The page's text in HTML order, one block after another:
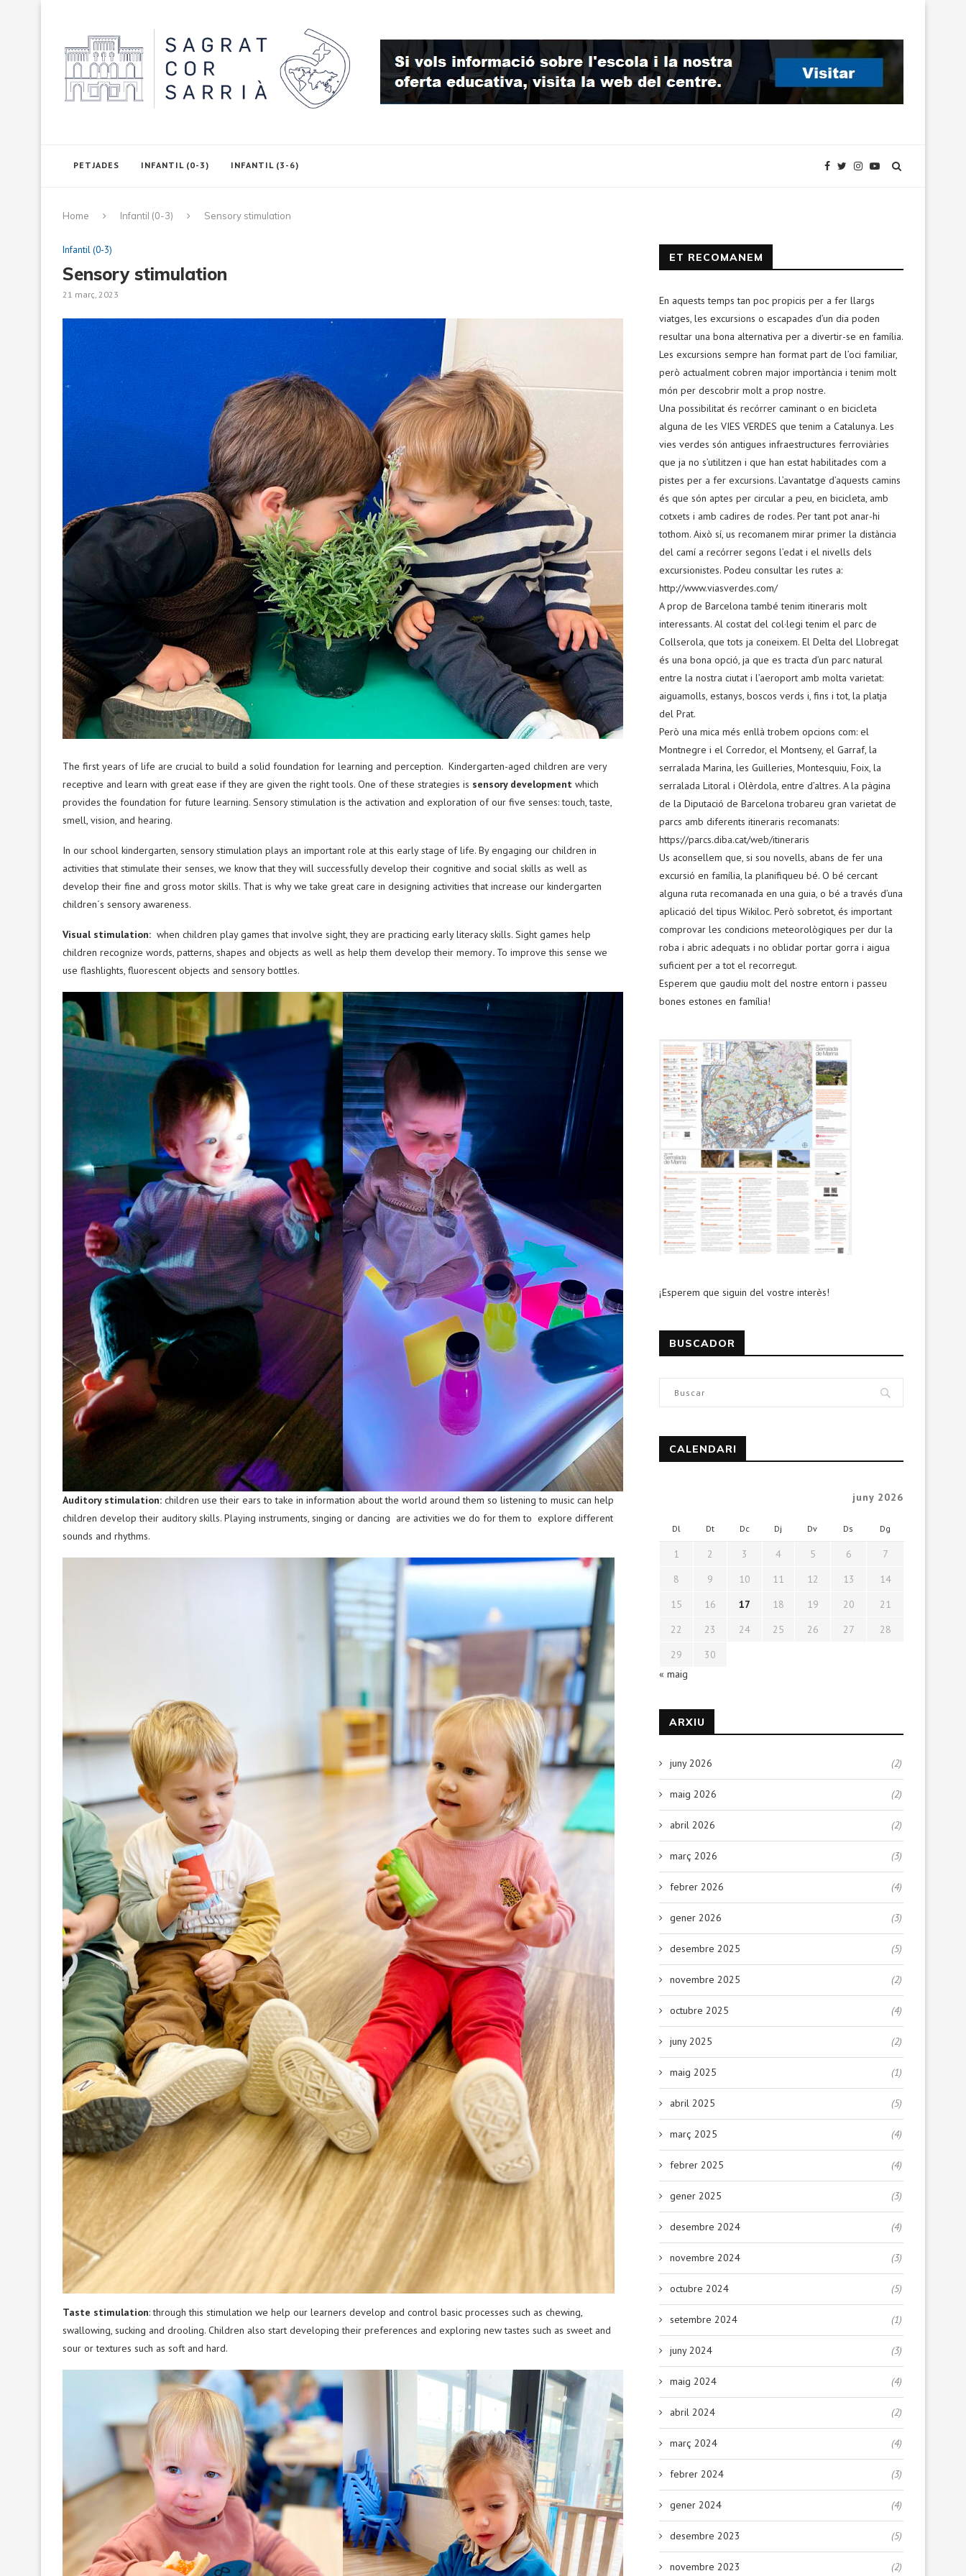
PETJADES INFANTIL (0-3) INFANTIL (3-6)
Home Infantil (0-3) Sensory stimulation
Infantil (0-3)
Sensory stimulation
21 març, 2023
The first years of life are crucial to build a solid foundation for learning and perception. Kindergarten-aged children are very
receptive and learn with great ease if they are given the right tools. One of these strategies is sensory development which
provides the foundation for future learning. Sensory stimulation is the activation and exploration of our five senses: touch, taste,
smell, vision, and hearing.
In our school kindergarten, sensory stimulation plays an important role at this early stage of life. By engaging our children in
activities that stimulate their senses, we know that they will successfully develop their cognitive and social skills as well as
develop their fine and gross motor skills. That is why we take great care in designing activities that increase our kindergarten
children´s sensory awareness.
Visual stimulation: when children play games that involve sight, they are practicing early literacy skills. Sight games help
children recognize words, patterns, shapes and objects as well as help them develop their memory. To improve this sense we
use flashlights, fluorescent objects and sensory bottles.
Auditory stimulation: children use their ears to take in information about the world around them so listening to music can help
children develop their auditory skills. Playing instruments, singing or dancing are activities we do for them to explore different
sounds and rhythms.
Taste stimulation: through this stimulation we help our learners develop and control basic processes such as chewing,
swallowing, sucking and drooling. Children also start developing their preferences and exploring new tastes such as sweet and
sour or textures such as soft and hard.
ET RECOMANEM
En aquests temps tan poc propicis per a fer llargs
viatges, les excursions o escapades d’un dia poden
resultar una bona alternativa per a divertir-se en família.
Les excursions sempre han format part de l’oci familiar,
però actualment cobren major importància i tenim molt
món per descobrir molt a prop nostre.
Una possibilitat és recórrer caminant o en bicicleta
alguna de les VIES VERDES que tenim a Catalunya. Les
vies verdes són antigues infraestructures ferroviàries
que ja no s’utilitzen i que han estat habilitades com a
pistes per a fer excursions. L’avantatge d’aquests camins
és que són aptes per circular a peu, en bicicleta, amb
cotxets i amb cadires de rodes. Per tant pot anar-hi
tothom. Això sí, us recomanem mirar primer la distància
del camí a recórrer segons l’edat i el nivells dels
excursionistes. Podeu consultar les rutes a:
http://www.viasverdes.com/
A prop de Barcelona també tenim itineraris molt
interessants. Al costat del col·legi tenim el parc de
Collserola, que tots ja coneixem. El Delta del Llobregat
és una bona opció, ja que es tracta d’un parc natural
entre la nostra ciutat i l’aeroport amb molta varietat:
aiguamolls, estanys, boscos verds i, fins i tot, la platja
del Prat.
Però una mica més enllà trobem opcions com: el
Montnegre i el Corredor, el Montseny, el Garraf, la
serralada Marina, les Guilleries, Montesquiu, Foix, la
serralada Litoral i Olèrdola, entre d’altres. A la pàgina
de la Diputació de Barcelona trobareu gran varietat de
parcs amb diferents itineraris recomanats:
https://parcs.diba.cat/web/itineraris
Us aconsellem que, si sou novells, abans de fer una
excursió en família, la planifiqueu bé. O bé cercant
alguna ruta recomanada en una guia, o bé a través d’una
aplicació del tipus Wikiloc. Però sobretot, és important
comprovar les condicions meteorològiques per dur la
roba i abric adequats i no oblidar portar gorra i aigua
suficient per a tot el recorregut.
Esperem que gaudiu molt del nostre entorn i passeu
bones estones en família!
¡Esperem que siguin del vostre interès!
BUSCADOR
CALENDARI
juny 2026
Dl Dt Dc Dj Dv Ds Dg
1 2 3 4 5 6
7
8
9 10 11 12 13
14
15
16 17 18 19 20
21
22
23 24 25 26 27
28
29
30
« maig
ARXIU
juny 2026 (2)
maig 2026 (2)
abril 2026 (2)
març 2026 (3)
febrer 2026 (4)
gener 2026 (3)
desembre 2025 (5)
novembre 2025 (2)
octubre 2025 (4)
juny 2025 (2)
maig 2025 (1)
abril 2025 (5)
març 2025 (4)
febrer 2025 (4)
gener 2025 (3)
desembre 2024 (4)
novembre 2024 (3)
octubre 2024 (5)
setembre 2024 (1)
juny 2024 (3)
maig 2024 (4)
abril 2024 (2)
març 2024 (4)
febrer 2024 (3)
gener 2024 (4)
desembre 2023 (5)
novembre 2023 (2)